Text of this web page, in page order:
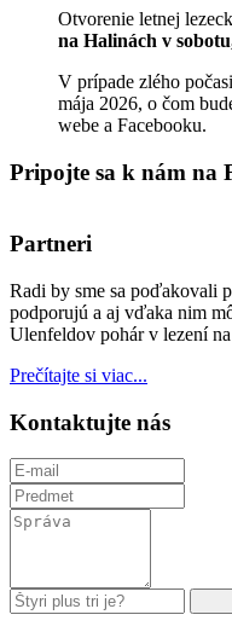
Otvorenie letnej
na Halinách v
V prípade zlého
mája 2026, o čom
webe a Facebooku.
Pripojte sa k nám na
Partneri
Radi by sme sa poďakovali
podporujú a aj vďaka nim
Ulenfeldov pohár v lezení
Prečítajte si viac...
Kontaktujte nás